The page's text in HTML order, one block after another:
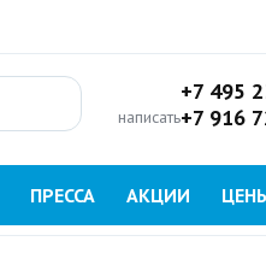
+7 495
написать+7 916
ПРЕССА АКЦИИ